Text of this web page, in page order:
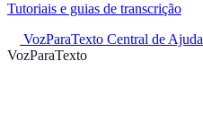
Tutoriais e guias de transcrição
VozParaTexto Central de Ajuda
VozParaTexto